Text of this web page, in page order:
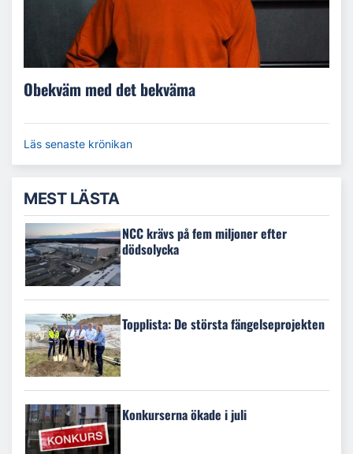
Obekväm med det bekväma
Läs senaste krönikan
MEST LÄSTA
NCC krävs på fem miljoner efter
dödsolycka
Topplista: De största fängelseprojekten
Konkurserna ökade i juli